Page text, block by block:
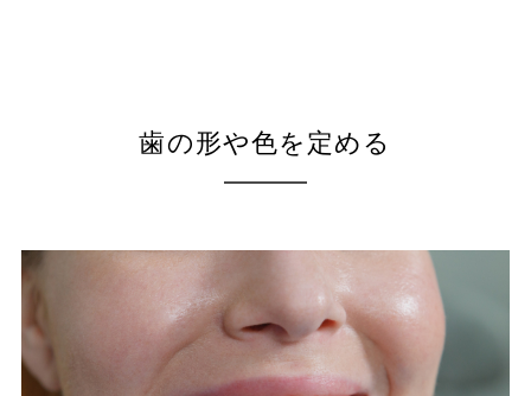
歯の形や色を定める